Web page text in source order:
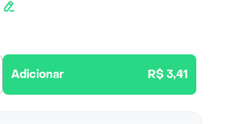
Adicionar R$ 3,41